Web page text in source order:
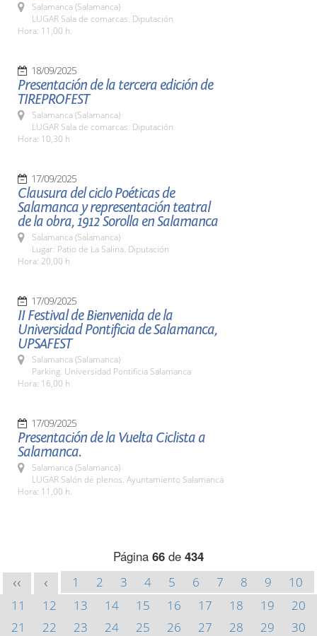
Salamanca (Salamanca)
LUGAR Sala de comarcas. Diputación
Hora: 11,00 h.
18/09/2025
Presentación de la tercera edición de
TIREPROFEST
Salamanca (Salamanca)
LUGAR Sala de comarcas. Diputación
Hora: 10,30 h
17/09/2025
Clausura del ciclo Poéticas de
Salamanca y representación teatral
de la obra, 1912 Sorolla en Salamanca
Salamanca (Salamanca)
Lugar: Patio de La Salina. Diputación
Hora: 20,00 h
17/09/2025
II Festival de Bienvenida de la
Universidad Pontificia de Salamanca,
UPSAFEST
Salamanca (Salamanca)
Parking. Universidad Pontificia Salamanca
Hora: 16,00 h
17/09/2025
Presentación de la Vuelta Ciclista a
Salamanca.
Salamanca (Salamanca)
LUGAR Salón de plenos. Ayuntamiento Salamanca
Hora: 11,00 h.
Página 66 de 434
<< < 1 2 3 4 5 6 7 8 9
10
11
12 13 14 15 16 17 18 19
20
21
22 23 24 25 26 27 28 29
30